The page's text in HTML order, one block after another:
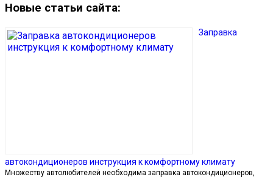
Новые статьи сайта:
Заправка
автокондиционеров инструкция к комфортному климату
Множеству автолюбителей необходима заправка автокондиционеров,